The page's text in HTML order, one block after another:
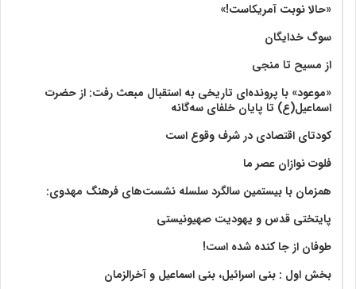
«حالا نوبت آمریکاست!»
سوگ خدایگان
از مسیح تا منجی
«موعود» با پرونده‌ای تاریخی به استقبال مبعث رفت: از حضرت
اسماعیل(ع) تا پایان خلفای سه‌گانه
کودتای اقتصادی در شرف وقوع است
فلوت نوازان عصر ما
همزمان با بیستمین سالگرد سلسله نشست‌های فرهنگ مهدوی:‌
پایتختی قدس و یهودیت صهیونیستی
طوفان از جا کنده شده است!
بخش اول : بنی اسرائیل، بنی اسماعیل و آخرالزمان